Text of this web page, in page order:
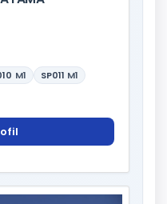
M1 SP011 M1